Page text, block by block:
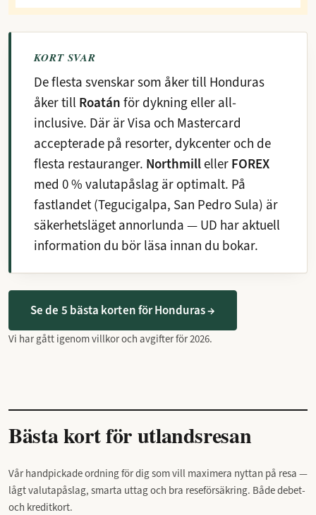
KORT SVAR
De flesta svenskar som åker till Honduras
åker till Roatán för dykning eller all-
inclusive. Där är Visa och Mastercard
accepterade på resorter, dykcenter och de
flesta restauranger. Northmill eller FOREX
med 0 % valutapåslag är optimalt. På
fastlandet (Tegucigalpa, San Pedro Sula) är
säkerhetsläget annorlunda — UD har aktuell
information du bör läsa innan du bokar.
Se de 5 bästa korten för Honduras →
Vi har gått igenom villkor och avgifter för 2026.
Bästa kort för utlandsresan
Vår handpickade ordning för dig som vill maximera nyttan på resa —
lågt valutapåslag, smarta uttag och bra reseförsäkring. Både debet-
och kreditkort.